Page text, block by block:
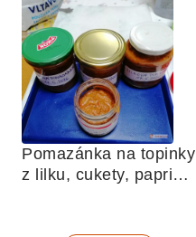
Pomazánka na topinky
z lilku, cukety, paprik,